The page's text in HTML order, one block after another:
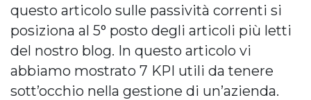
questo articolo sulle passività correnti si
posiziona al 5° posto degli articoli più letti
del nostro blog. In questo articolo vi
abbiamo mostrato 7 KPI utili da tenere
sott’occhio nella gestione di un’azienda.